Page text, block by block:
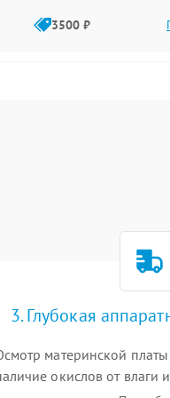
3500 ₽
3000 ₽
3. Глубокая
материнской
окислов от влаги